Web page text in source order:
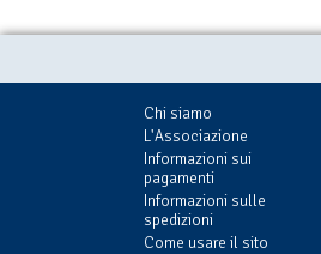
Chi siamo
L'Associazione
Informazioni sui
pagamenti
Informazioni sulle
spedizioni
Come usare il sito